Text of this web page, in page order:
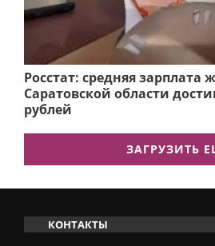
Росстат: средняя зарплата
Саратовской области
рублей
ЗАГРУЗИТЬ
КОНТАКТЫ